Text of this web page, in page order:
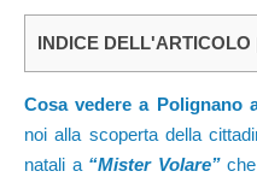
INDICE DELL'ARTICOLO
Cosa vedere a
noi alla scoperta della
natali a “Mister Volare”che